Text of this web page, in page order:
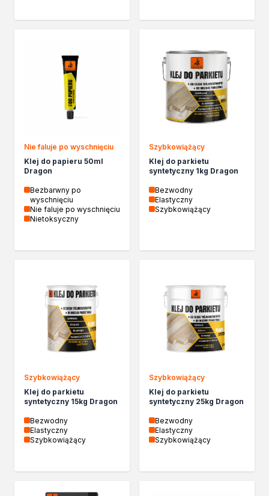
Nie faluje po wyschnięciu
Klej do papieru 50ml
Dragon
Bezbarwny po
wyschnięciu
Nie faluje po wyschnięciu
Nietoksyczny
Szybkowiążący
Klej do parkietu
syntetyczny 1kg Dragon
Bezwodny
Elastyczny
Szybkowiążący
Szybkowiążący
Klej do parkietu
syntetyczny 15kg Dragon
Bezwodny
Elastyczny
Szybkowiążący
Szybkowiążący
Klej do parkietu
syntetyczny 25kg Dragon
Bezwodny
Elastyczny
Szybkowiążący